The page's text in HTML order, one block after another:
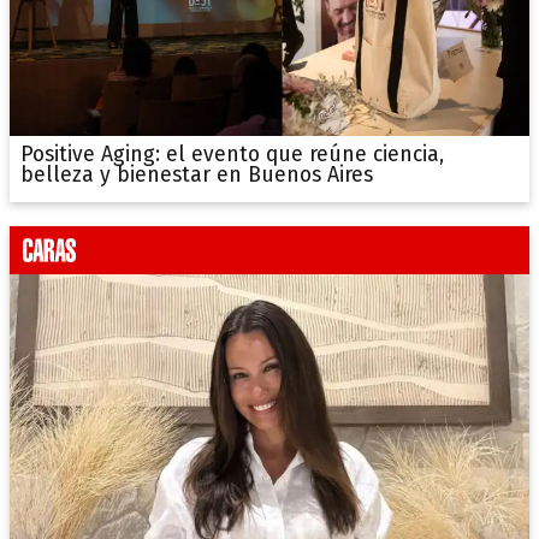
Positive Aging: el evento que reúne ciencia,
belleza y bienestar en Buenos Aires